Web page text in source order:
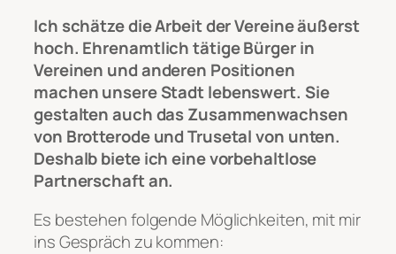
Ich schätze die Arbeit der Vereine äußerst
hoch. Ehrenamtlich tätige Bürger in
Vereinen und anderen Positionen
machen unsere Stadt lebenswert. Sie
gestalten auch das Zusammenwachsen
von Brotterode und Trusetal von unten.
Deshalb biete ich eine vorbehaltlose
Partnerschaft an.
Es bestehen folgende Möglichkeiten, mit mir
ins Gespräch zu kommen: